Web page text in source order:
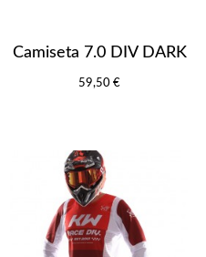
Camiseta 7.0 DIV DARK
59,50 €